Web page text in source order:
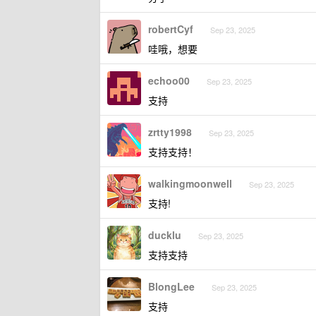
robertCyf Sep 23, 2025
哇哦，想要
echoo00 Sep 23, 2025
支持
zrtty1998 Sep 23, 2025
支持支持！
walkingmoonwell Sep 23, 2025
支持!
ducklu Sep 23, 2025
支持支持
BlongLee Sep 23, 2025
支持